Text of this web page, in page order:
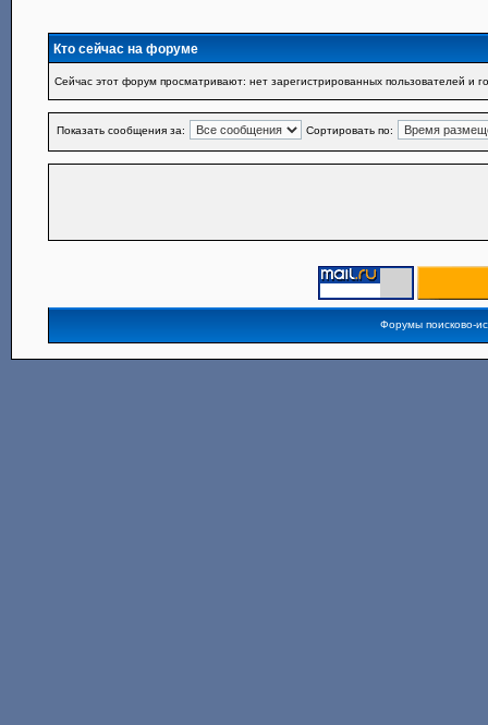
Кто сейчас на форуме
Сейчас этот форум просматривают: нет зарегистрированных пользователей и
Показать сообщения за: Сортировать по:
Форумы поисково-